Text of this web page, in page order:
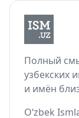
Полный
узбекских
и имён
O‘zbek